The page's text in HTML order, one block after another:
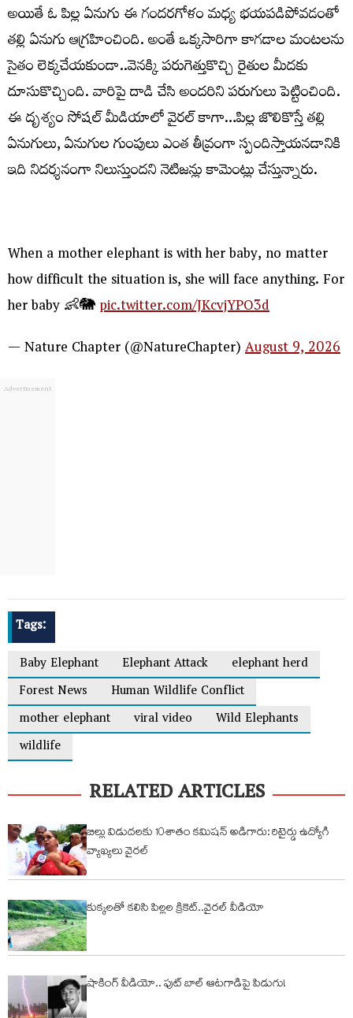
అయితే ఓ పిల్ల ఏనుగు ఈ గందరగోళం మధ్య భయపడిపోవడంతో
తల్లి ఏనుగు ఆగ్రహించింది. అంతే ఒక్కసారిగా కాగడాల మంటలను
సైతం లెక్కచేయకుండా..వెనక్కి పరుగెత్తుకొచ్చి రైతుల మీదకు
దూసుకొచ్చింది. వారిపై దాడి చేసి అందరిని పరుగులు పెట్టించింది.
ఈ దృశ్యం సోషల్ మీడియాలో వైరల్ కాగా…పిల్ల జొలికొస్తే తల్లి
ఏనుగులు, ఏనుగుల గుంపులు ఎంత తీవ్రంగా స్పందిస్తాయనడానికి
ఇది నిదర్శనంగా నిలుస్తుందని నెటిజన్లు కామెంట్లు చేస్తున్నారు.
When a mother elephant is with her baby, no matter
how difficult the situation is, she will face anything. For
her baby 👶🐘pic.twitter.com/JKcvjYPO3d
— Nature Chapter (@NatureChapter)August 9, 2026
Tags:
Baby Elephant
Elephant Attack
elephant herd
Forest News
Human Wildlife Conflict
mother elephant
viral video
Wild Elephants
wildlife
RELATED ARTICLES
బిల్లు విడుదలకు 10శాతం కమిషన్ అడిగారు: రిటైర్డు ఉద్యోగి
వ్యాఖ్యలు వైరల్
కుక్కలతో కలిసి పిల్లల క్రికెట్..వైరల్ వీడియో
షాకింగ్ వీడియో.. ఫుట్ బాల్ ఆటగాడిపై పిడుగు!